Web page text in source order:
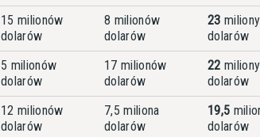
15 milionów
dolarów
8 milionów
dolarów
23 miliony
dolarów
5 milionów
dolarów
17 milionów
dolarów
22 miliony
dolarów
12 milionów
dolarów
7,5 miliona
dolarów
19,5
dolarów